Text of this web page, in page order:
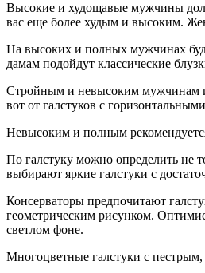
Высокие и худощавые мужчины
вас еще более худым и высоким.
На высоких и полных мужчинах
дамам подойдут классические
Стройным и невысоким мужчинам и
вот от галстуков с
Невысоким и полным
По галстуку можно определить не
выбирают яркие галстуки с
Консерваторы предпочитают
геометрическим рисунком.
светлом фоне.
Многоцветные галстуки с